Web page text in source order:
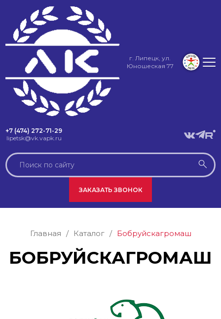
г. Липецк, ул.
Юношеская 77
+7 (474) 272-71-29
lipetsk@vk.vapk.ru
ЗАКАЗАТЬ ЗВОНОК
Главная / Каталог / Бобруйскагромаш
БОБРУЙСКАГРОМАШ